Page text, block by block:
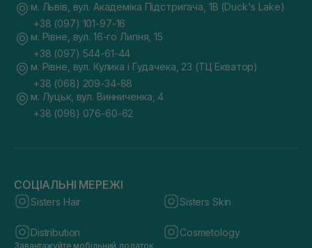
м. Львів, вул. Академіка Підстригача, 1В (Duck's Lake)
+38 (097) 101-97-16
м. Рівне, вул. 16-го Липня, 15
+38 (097) 544-61-44
м. Рівне, вул. Кулика і Гудачека, 23 (ТЦ Екватор)
+38 (068) 209-34-88
м. Луцьк, вул. Винниченка, 4
+38 (098) 076-60-62
СОЦІАЛЬНІ МЕРЕЖІ
Sisters Hair Sisters Skin
Distribution Cosmetology
Завантажуйте мобільний додаток